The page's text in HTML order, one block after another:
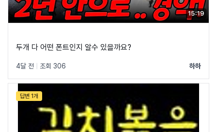
두개 다 어떤 폰트인지 알수 있을까요?
4달 전 조회 306 하하
답변 1개